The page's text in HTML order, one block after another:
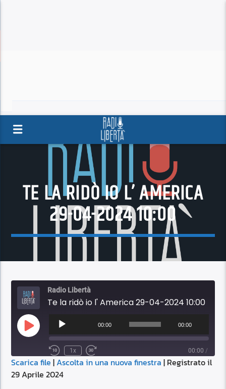
TE LA RIDÒ IO L’ AMERICA
29-04-2024 10:00
Radio Libertà
Te la ridò io l' America 29-04-2024 10:00
Play
Episode
Audio
Player
00:00 00:00
1x 00:00 /
SUBSCRIBE SHARE
Apple Podcasts
SHARE
Scarica file |Ascolta in una nuova finestra | Registrato il
29 Aprile 2024